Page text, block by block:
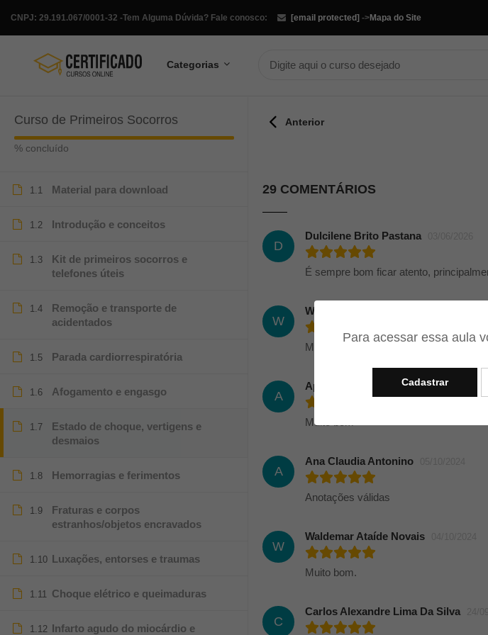
Para acessar essa aula
Cadastrar
Tem Alguma Dúvida? Fale conosco: [email protected]
CNPJ: 29.191.067/0001-32 - ->Mapa do Site
Categorias
Curso de Primeiros Socorros
% concluído
1.1 Material para download
1.2 Introdução e conceitos
1.3
Kit de primeiros socorros e
telefones úteis
1.4
Remoção e transporte de
acidentados
1.5 Parada cardiorrespiratória
1.6 Afogamento e engasgo
1.7
Estado de choque, vertigens e
desmaios
1.8 Hemorragias e ferimentos
1.9
Fraturas e corpos
estranhos/objetos encravados
1.10 Luxações, entorses e traumas
1.11 Choque elétrico e queimaduras
1.12 Infarto agudo do miocárdio e
Anterior
29 COMENTÁRIOS
D
Dulcilene Brito Pastana
É sempre bom ficar atento,
W
WANDERSON FERNANDES
Muito interessante
A
Aparecida Silva Costa 09/10/2024
Muito bom
A
Ana Claudia Antonino
Anotações válidas
W
Waldemar Ataíde Novais
Muito bom.
C
Carlos Alexandre Lima Da Silva